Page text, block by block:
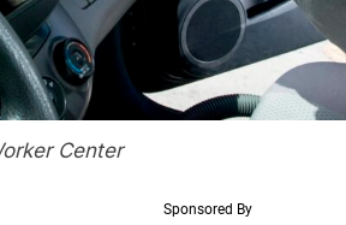
Center